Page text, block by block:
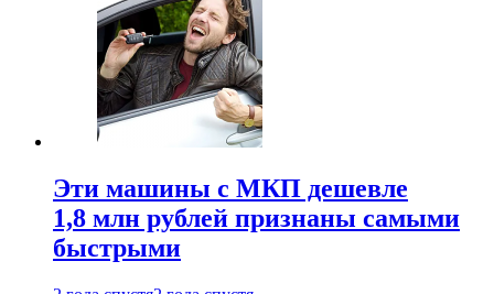
Эти машины с МКП дешевле
1,8 млн рублей признаны самыми
быстрыми